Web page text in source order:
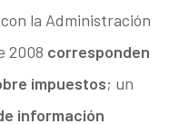
la Administración
2008 corresponden
impuestos; un
información